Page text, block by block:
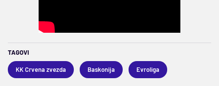
TAGOVI
KK Crvena zvezda Baskonija Evroliga